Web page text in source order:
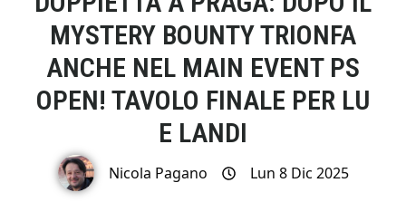
MYSTERY BOUNTY TRIONFA
ANCHE NEL MAIN EVENT PS
OPEN! TAVOLO FINALE PER LU
E LANDI
Nicola Pagano Lun 8 Dic 2025